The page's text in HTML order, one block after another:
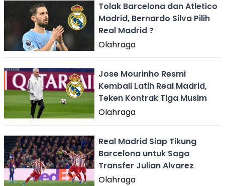
Tolak Barcelona dan Atletico
Madrid, Bernardo Silva Pilih
Real Madrid ?
Olahraga
Jose Mourinho Resmi
Kembali Latih Real Madrid,
Teken Kontrak Tiga Musim
Olahraga
Real Madrid Siap Tikung
Barcelona untuk Saga
Transfer Julian Alvarez
Olahraga